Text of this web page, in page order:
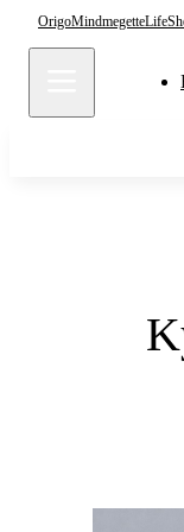
OrigoMindmegetteLife